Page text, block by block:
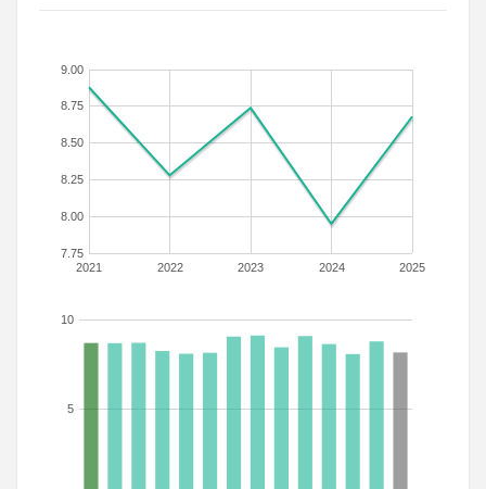
2021 2022 2023 2024 2025
7.75
8.00
8.25
8.50
8.75
9.00
5
10